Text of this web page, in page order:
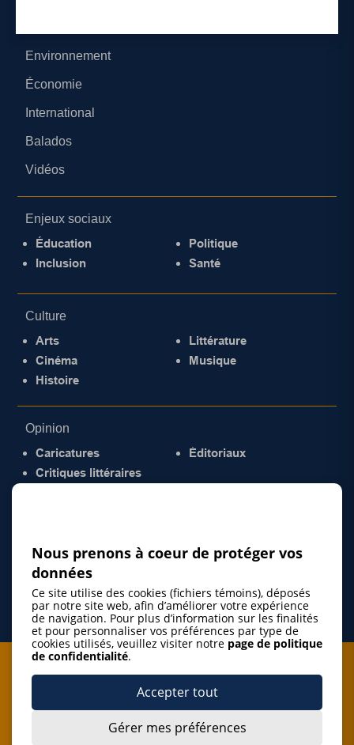
Environnement
Économie
International
Balados
Vidéos
Enjeux sociaux
Éducation
Inclusion
Politique
Santé
Culture
Arts
Cinéma
Histoire
Littérature
Musique
Opinion
Caricatures
Critiques littéraires
Éditoriaux
Je m'abonne à l'infolettre
J’accepte de m’abonner à l’infolettre de La Gazette de la
Nous prenons à coeur de protéger vos
données
Ce site utilise des cookies (fichiers témoins), déposés
par notre site web, afin d’améliorer votre expérience
de navigation. Pour plus d’information sur les finalités
et pour personnaliser vos préférences par type de
cookies utilisés, veuillez visiter notre page de politique
de confidentialité.
Accepter tout
Gérer mes préférences